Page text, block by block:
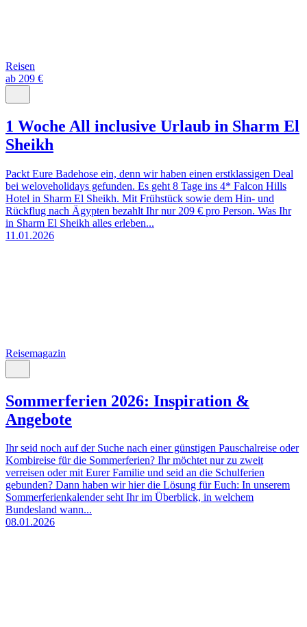
Reisen
ab 209 €
1 Woche All inclusive Urlaub in Sharm El
Sheikh
Packt Eure Badehose ein, denn wir haben einen erstklassigen Deal
bei weloveholidays gefunden. Es geht 8 Tage ins 4* Falcon Hills
Hotel in Sharm El Sheikh. Mit Frühstück sowie dem Hin- und
Rückflug nach Ägypten bezahlt Ihr nur 209 € pro Person. Was Ihr
in Sharm El Sheikh alles erleben...
11.01.2026
Reisemagazin
Sommerferien 2026: Inspiration &
Angebote
Ihr seid noch auf der Suche nach einer günstigen Pauschalreise oder
Kombireise für die Sommerferien? Ihr möchtet nur zu zweit
verreisen oder mit Eurer Familie und seid an die Schulferien
gebunden? Dann haben wir hier die Lösung für Euch: In unserem
Sommerferienkalender seht Ihr im Überblick, in welchem
Bundesland wann...
08.01.2026